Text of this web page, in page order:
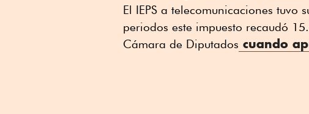
El IEPS a telecomunicaciones tuvo
periodos este impuesto recaudó
Cámara de Diputados cuando